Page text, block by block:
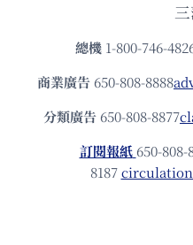
總機 1-800-746-
商業廣告 650-808-8888
分類廣告 650-808-8877
訂閱報紙 650-808-
8187